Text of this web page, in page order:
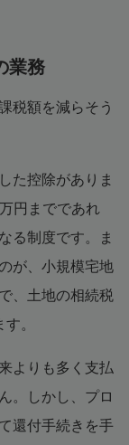
業務
税額を減らそう
た控除がありま
円までであれ
る制度です。ま
が、小規模宅地
、土地の相続税
。
よりも多く支払
。しかし、プロ
還付手続きを手